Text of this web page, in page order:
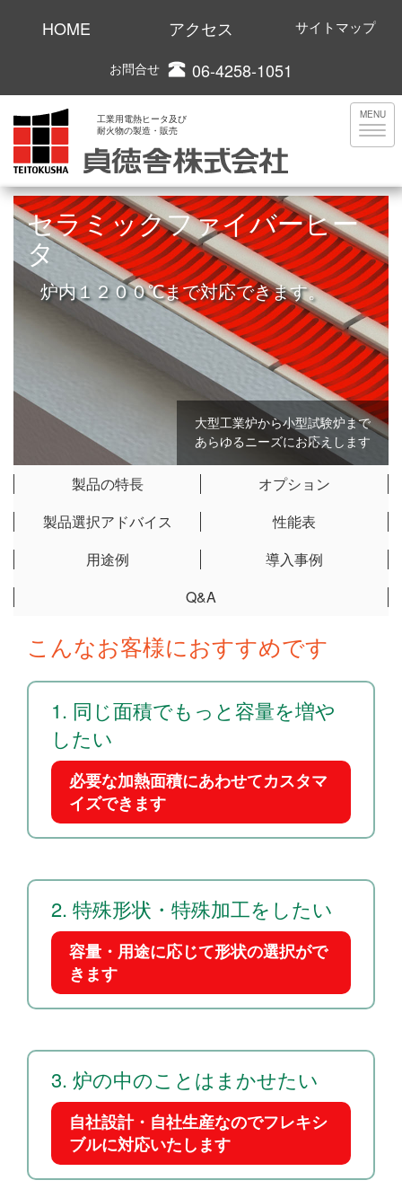
HOME アクセス サイトマップ
お問合せ 06-4258-1051
工業用電熱ヒータ及び
耐火物の製造・販売
MENU
セラミックファイバーヒー
タ
大型工業炉から小型試験炉まで
あらゆるニーズにお応えします
炉内１２００℃まで対応できます。
製品の特長
オプション
製品選択アドバイス
性能表
用途例
導入事例
Q&A
こんなお客様におすすめです
同じ面積でもっと容量を増や
したい
必要な加熱面積にあわせてカスタマ
イズできます
特殊形状・特殊加工をしたい
容量・用途に応じて形状の選択がで
きます
炉の中のことはまかせたい
自社設計・自社生産なのでフレキシ
ブルに対応いたします